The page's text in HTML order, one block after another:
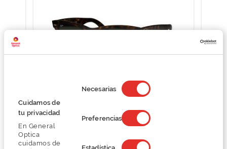
Cuidamos de
tu privacidad
En General
Optica
cuidamos de
de
consentimiento
Necesarias
Preferencias
Ray Ban 0RB4340
125,25 €